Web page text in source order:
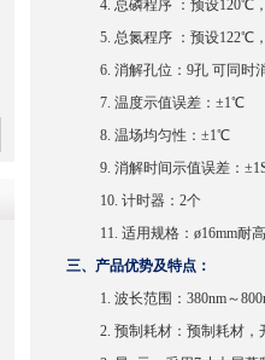
4. 总磷程序 ：预设120℃
5. 总氮程序 ：预设122℃
6. 消解孔位： 9孔 可同时
7. 温度示值误差：±1℃
8. 温场均匀性：±1℃
9. 消解时间示值误差：
10. 计时器：2个
11. 适用规格：ø16mm耐
三、产品优势及特点：
1. 波长范围：380nm～
2. 预制耗材：预制耗材，